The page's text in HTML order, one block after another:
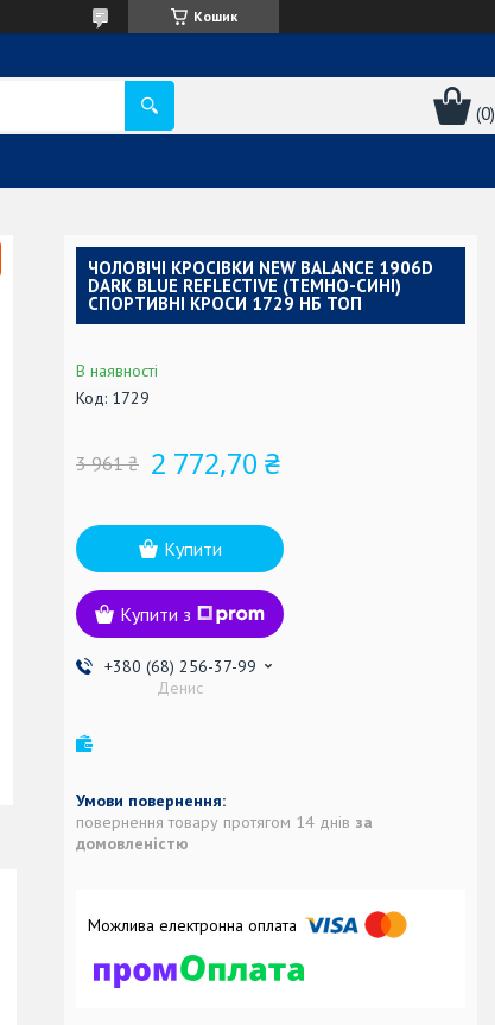
Кошик
ЧОЛОВІЧІ КРОСІВКИ NEW BALANCE 1906D
DARK BLUE REFLECTIVE (ТЕМНО-СИНІ)
СПОРТИВНІ КРОСИ 1729 НБ ТОП
В наявності
Код: 1729
3 961 ₴ 2 772,70 ₴
Купити
Купити з
+380 (68) 256-37-99
Денис
повернення товару протягом 14 днів за
домовленістю